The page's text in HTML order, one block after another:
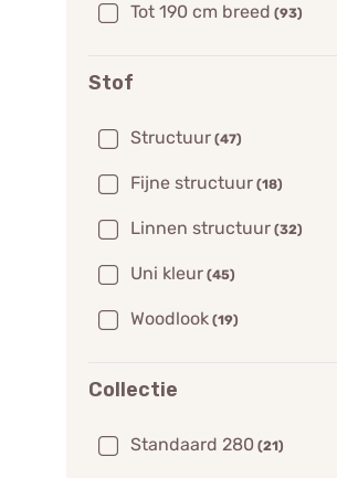
Tot 190 cm breed (93)
Stof
Structuur (47)
Fijne structuur (18)
Linnen structuur (32)
Uni kleur (45)
Woodlook (19)
Collectie
Standaard 280 (21)